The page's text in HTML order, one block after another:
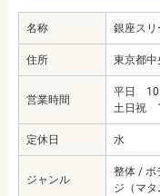
名称 銀座スリ
住所 東京都中
営業時間
平日
土日祝
定休日 水
ジャンル
整体 / ボ
ジ（マ